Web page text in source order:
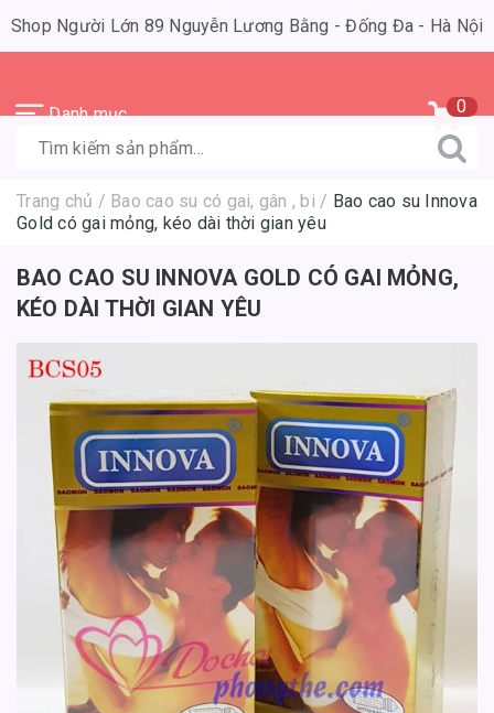
Shop Người Lớn 89 Nguyễn Lương Bằng - Đống Đa - Hà Nội
Danh mục 0
Trang chủ / Bao cao su có gai, gân , bi / Bao cao su Innova
Gold có gai mỏng, kéo dài thời gian yêu
BAO CAO SU INNOVA GOLD CÓ GAI MỎNG,
KÉO DÀI THỜI GIAN YÊU